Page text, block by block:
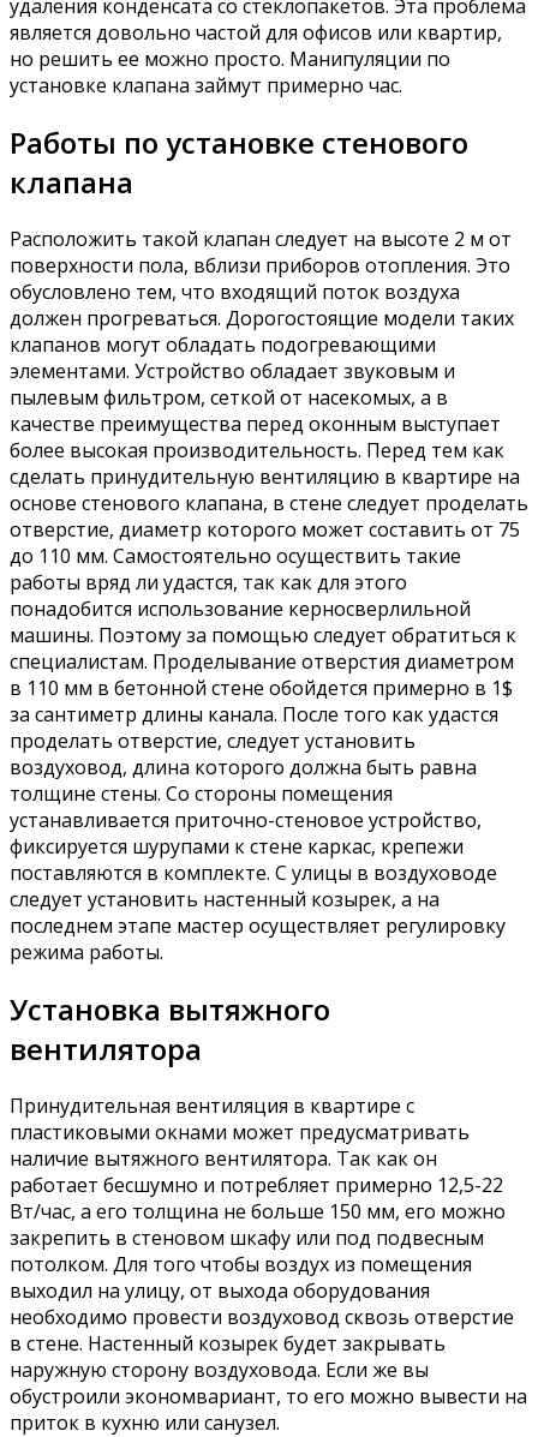
удаления конденсата со стеклопакетов. Эта проблема
является довольно частой для офисов или квартир,
но решить ее можно просто. Манипуляции по
установке клапана займут примерно час.
Работы по установке стенового
клапана
Расположить такой клапан следует на высоте 2 м от
поверхности пола, вблизи приборов отопления. Это
обусловлено тем, что входящий поток воздуха
должен прогреваться. Дорогостоящие модели таких
клапанов могут обладать подогревающими
элементами. Устройство обладает звуковым и
пылевым фильтром, сеткой от насекомых, а в
качестве преимущества перед оконным выступает
более высокая производительность. Перед тем как
сделать принудительную вентиляцию в квартире на
основе стенового клапана, в стене следует проделать
отверстие, диаметр которого может составить от 75
до 110 мм. Самостоятельно осуществить такие
работы вряд ли удастся, так как для этого
понадобится использование керносверлильной
машины. Поэтому за помощью следует обратиться к
специалистам. Проделывание отверстия диаметром
в 110 мм в бетонной стене обойдется примерно в 1$
за сантиметр длины канала. После того как удастся
проделать отверстие, следует установить
воздуховод, длина которого должна быть равна
толщине стены. Со стороны помещения
устанавливается приточно-стеновое устройство,
фиксируется шурупами к стене каркас, крепежи
поставляются в комплекте. С улицы в воздуховоде
следует установить настенный козырек, а на
последнем этапе мастер осуществляет регулировку
режима работы.
Установка вытяжного
вентилятора
Принудительная вентиляция в квартире с
пластиковыми окнами может предусматривать
наличие вытяжного вентилятора. Так как он
работает бесшумно и потребляет примерно 12,5-22
Вт/час, а его толщина не больше 150 мм, его можно
закрепить в стеновом шкафу или под подвесным
потолком. Для того чтобы воздух из помещения
выходил на улицу, от выхода оборудования
необходимо провести воздуховод сквозь отверстие
в стене. Настенный козырек будет закрывать
наружную сторону воздуховода. Если же вы
обустроили экономвариант, то его можно вывести на
приток в кухню или санузел.